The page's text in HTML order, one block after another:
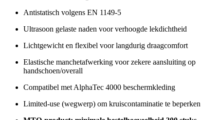
Antistatisch volgens EN 1149-5
Ultrasoon gelaste naden voor verhoogde lekdichtheid
Lichtgewicht en flexibel voor langdurig draagcomfort
Elastische manchetafwerking voor zekere aansluiting op
handschoen/overall
Compatibel met AlphaTec 4000 beschermkleding
Limited-use (wegwerp) om kruiscontaminatie te beperken